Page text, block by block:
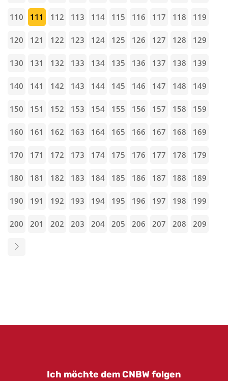
110 111 112 113 114 115 116 117 118 119
120 121 122 123 124 125 126 127 128 129
130 131 132 133 134 135 136 137 138 139
140 141 142 143 144 145 146 147 148 149
150 151 152 153 154 155 156 157 158 159
160 161 162 163 164 165 166 167 168 169
170 171 172 173 174 175 176 177 178 179
180 181 182 183 184 185 186 187 188 189
190 191 192 193 194 195 196 197 198 199
200 201 202 203 204 205 206 207 208 209
Ich möchte dem CNBW folgen